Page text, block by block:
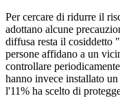
Per cercare di ridurre il
adottano alcune
diffusa resta il
persone affidano a un
controllare
hanno invece installato
l'11% ha scelto di